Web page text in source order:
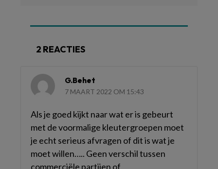
2 REACTIES
G.Behet
7 MAART 2022 OM 15:43
Als je goed kijkt naar wat er is gebeurt
met de voormalige kleutergroepen moet
je echt serieus afvragen of dit is wat je
moet willen….. Geen verschil tussen
commerciële partijen of